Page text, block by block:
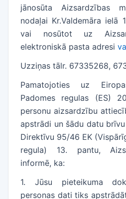
jānosūta Aizsardzības
nodaļai Kr.Valdemāra ielā
vai nosūtot uz
elektroniskā pasta adresi
Uzziņas tālr. 67335268,
Pamatojoties uz
Padomes regulas (ES)
personu aizsardzību
apstrādi un šādu datu
Direktīvu 95/46 EK
regula) 13. pantu,
informē, ka:
1. Jūsu pieteikuma
personas dati tiks